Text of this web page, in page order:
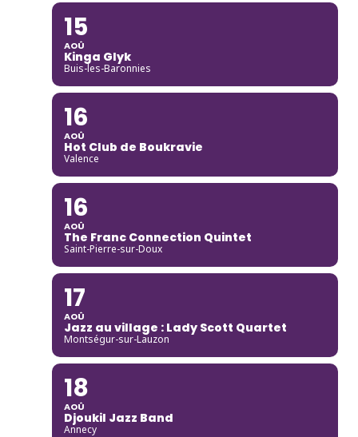
15
AOÛ
Kinga Glyk
Buis-les-Baronnies
16
AOÛ
Hot Club de Boukravie
Valence
16
AOÛ
The Franc Connection Quintet
Saint-Pierre-sur-Doux
17
AOÛ
Jazz au village : Lady Scott Quartet
Montségur-sur-Lauzon
18
AOÛ
Djoukil Jazz Band
Annecy